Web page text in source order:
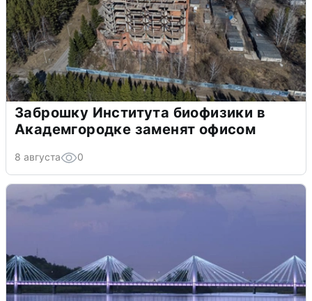
Заброшку Института биофизики в
Академгородке заменят офисом
8 августа 0